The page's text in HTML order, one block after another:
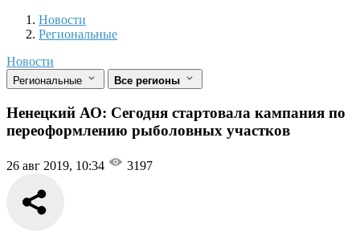
Новости
Разделы
Новости
Региональные
Новости
Региональные Все регионы
Ненецкий АО: Сегодня стартовала кампания по
переоформлению рыболовных участков
26 авг 2019, 10:34 3197